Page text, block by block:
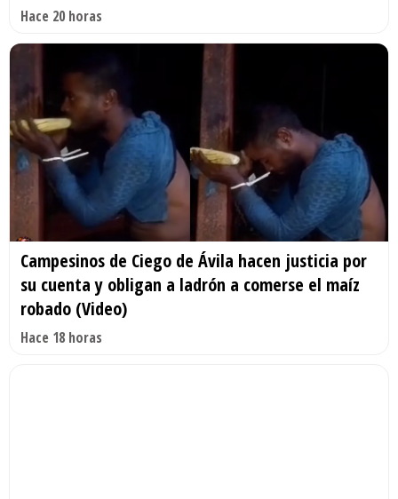
Hace 20 horas
Campesinos de Ciego de Ávila hacen justicia por
su cuenta y obligan a ladrón a comerse el maíz
robado (Video)
Hace 18 horas